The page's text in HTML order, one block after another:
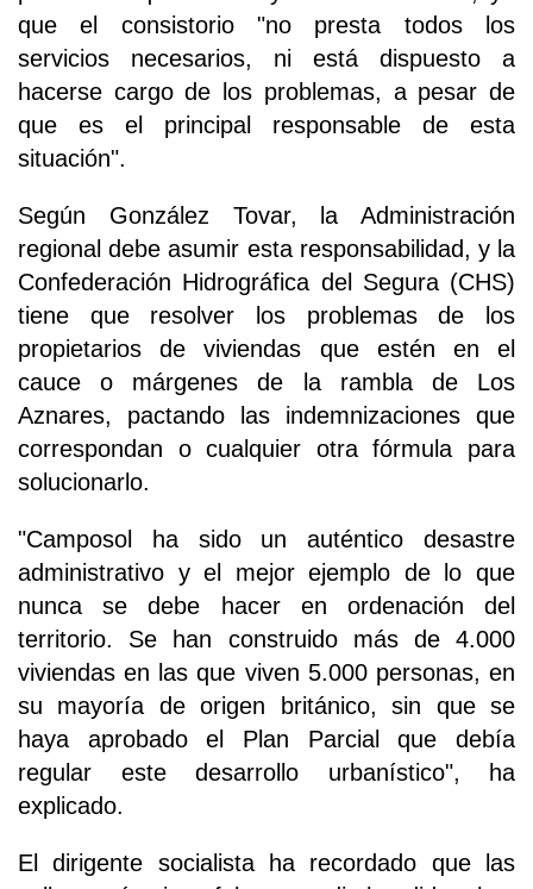
que el consistorio "no presta todos los
servicios necesarios, ni está dispuesto a
hacerse cargo de los problemas, a pesar de
que es el principal responsable de esta
situación".
Según González Tovar, la Administración
regional debe asumir esta responsabilidad, y la
Confederación Hidrográfica del Segura (CHS)
tiene que resolver los problemas de los
propietarios de viviendas que estén en el
cauce o márgenes de la rambla de Los
Aznares, pactando las indemnizaciones que
correspondan o cualquier otra fórmula para
solucionarlo.
"Camposol ha sido un auténtico desastre
administrativo y el mejor ejemplo de lo que
nunca se debe hacer en ordenación del
territorio. Se han construido más de 4.000
viviendas en las que viven 5.000 personas, en
su mayoría de origen británico, sin que se
haya aprobado el Plan Parcial que debía
regular este desarrollo urbanístico", ha
explicado.
El dirigente socialista ha recordado que las